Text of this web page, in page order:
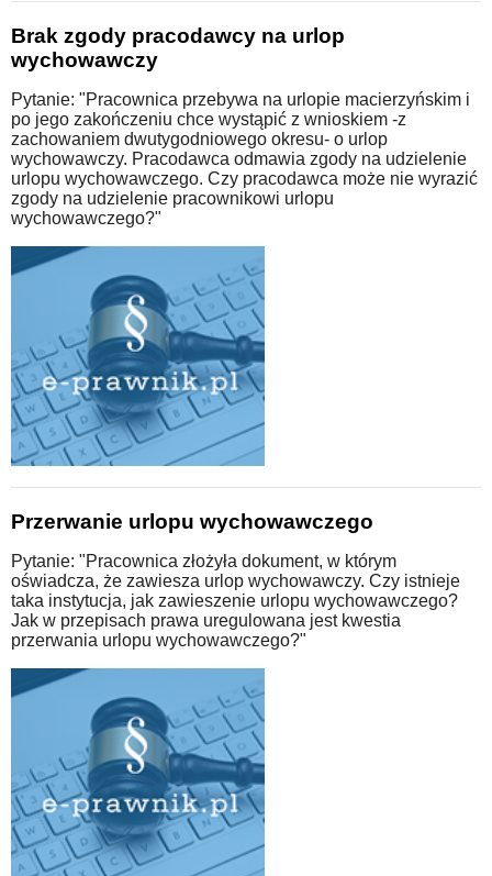
Brak zgody pracodawcy na urlop
wychowawczy
Pytanie: "Pracownica przebywa na urlopie macierzyńskim i
po jego zakończeniu chce wystąpić z wnioskiem -z
zachowaniem dwutygodniowego okresu- o urlop
wychowawczy. Pracodawca odmawia zgody na udzielenie
urlopu wychowawczego. Czy pracodawca może nie wyrazić
zgody na udzielenie pracownikowi urlopu
wychowawczego?"
Przerwanie urlopu wychowawczego
Pytanie: "Pracownica złożyła dokument, w którym
oświadcza, że zawiesza urlop wychowawczy. Czy istnieje
taka instytucja, jak zawieszenie urlopu wychowawczego?
Jak w przepisach prawa uregulowana jest kwestia
przerwania urlopu wychowawczego?"